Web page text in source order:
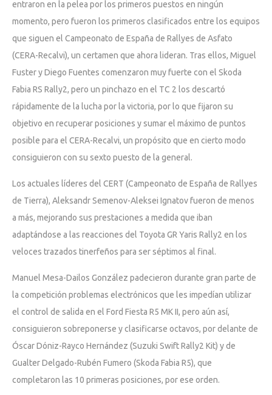
entraron en la pelea por los primeros puestos en ningún
momento, pero fueron los primeros clasificados entre los equipos
que siguen el Campeonato de España de Rallyes de Asfato
(CERA-Recalvi), un certamen que ahora lideran. Tras ellos, Miguel
Fuster y Diego Fuentes comenzaron muy fuerte con el Skoda
Fabia RS Rally2, pero un pinchazo en el TC 2 los descartó
rápidamente de la lucha por la victoria, por lo que fijaron su
objetivo en recuperar posiciones y sumar el máximo de puntos
posible para el CERA-Recalvi, un propósito que en cierto modo
consiguieron con su sexto puesto de la general.
Los actuales líderes del CERT (Campeonato de España de Rallyes
de Tierra), Aleksandr Semenov-Aleksei Ignatov fueron de menos
a más, mejorando sus prestaciones a medida que iban
adaptándose a las reacciones del Toyota GR Yaris Rally2 en los
veloces trazados tinerfeños para ser séptimos al final.
Manuel Mesa-Dailos González padecieron durante gran parte de
la competición problemas electrónicos que les impedían utilizar
el control de salida en el Ford Fiesta R5 MK II, pero aún así,
consiguieron sobreponerse y clasificarse octavos, por delante de
Óscar Dóniz-Rayco Hernández (Suzuki Swift Rally2 Kit) y de
Gualter Delgado-Rubén Fumero (Skoda Fabia R5), que
completaron las 10 primeras posiciones, por ese orden.